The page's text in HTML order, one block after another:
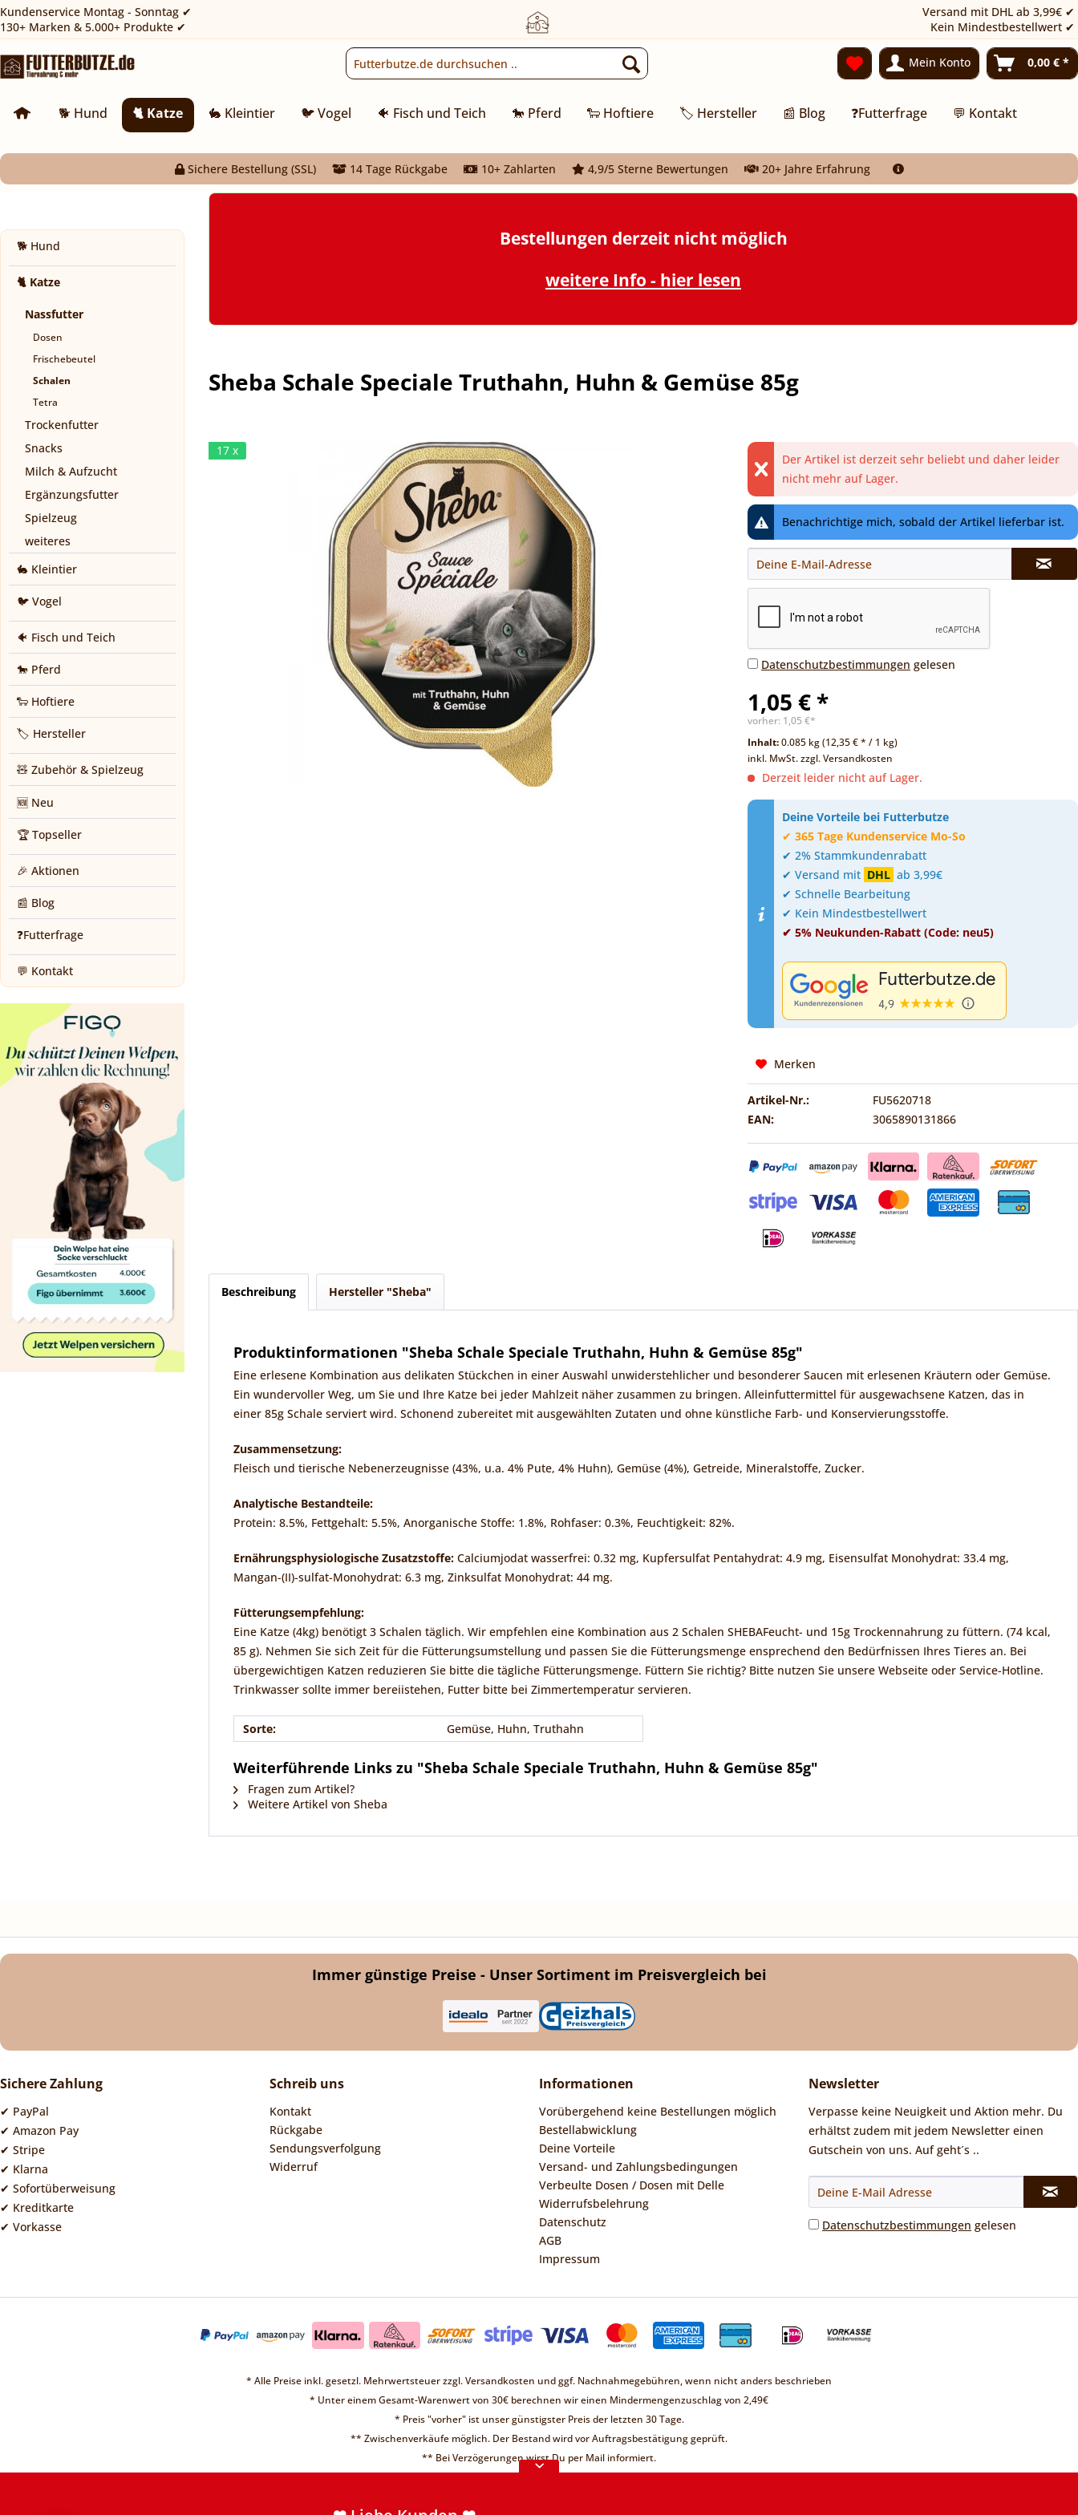
❤ Liebe Kunden ❤
Vorübergehend sind keine Bestellungen möglich.
Kundenservice Montag - Sonntag ✔
130+ Marken & 5.000+ Produkte ✔
Versand mit DHL ab 3,99€ ✔
Kein Mindestbestellwert ✔
Mein Konto 0,00 € *
🐕 Hund 🐈 Katze 🐇 Kleintier 🐦 Vogel 🐠 Fisch und Teich 🐎 Pferd 🐑 Hoftiere 🏷️ Hersteller 📰 Blog ❓Futterfrage 💬 Kontakt
Sichere Bestellung (SSL) 14 Tage Rückgabe 10+ Zahlarten 4,9/5 Sterne Bewertungen 20+ Jahre Erfahrung
🐕 Hund
🐈 Katze
Nassfutter
Dosen
Frischebeutel
Schalen
Tetra
Trockenfutter
Snacks
Milch & Aufzucht
Ergänzungsfutter
Spielzeug
weiteres
🐇 Kleintier
🐦 Vogel
🐠 Fisch und Teich
🐎 Pferd
🐑 Hoftiere
🏷️ Hersteller
🧸 Zubehör & Spielzeug
🆕 Neu
🏆 Topseller
🎉 Aktionen
📰 Blog
❓Futterfrage
💬 Kontakt
Bestellungen derzeit nicht möglich
weitere Info - hier lesen
Sheba Schale Speciale Truthahn, Huhn & Gemüse 85g
17 x
Der Artikel ist derzeit sehr beliebt und daher leider
nicht mehr auf Lager.
Benachrichtige mich, sobald der Artikel lieferbar ist.
Datenschutzbestimmungen gelesen
1,05 € *
vorher: 1,05 €*
Inhalt:0.085 kg (12,35 € * / 1 kg)
inkl. MwSt.zzgl. Versandkosten
Derzeit leider nicht auf Lager.
Deine Vorteile bei Futterbutze
✔365 Tage Kundenservice Mo-So
✔ 2% Stammkundenrabatt
✔ Versand mit DHL ab 3,99€
✔ Schnelle Bearbeitung
✔ Kein Mindestbestellwert
✔ 5% Neukunden-Rabatt (Code: neu5)
Merken
Artikel-Nr.:
FU5620718
EAN:
3065890131866
Beschreibung Hersteller "Sheba"
Produktinformationen "Sheba Schale Speciale Truthahn, Huhn & Gemüse 85g"
Eine erlesene Kombination aus delikaten Stückchen in einer Auswahl unwiderstehlicher und besonderer Saucen mit erlesenen Kräutern oder Gemüse.
Ein wundervoller Weg, um Sie und Ihre Katze bei jeder Mahlzeit näher zusammen zu bringen. Alleinfuttermittel für ausgewachsene Katzen, das in
einer 85g Schale serviert wird. Schonend zubereitet mit ausgewählten Zutaten und ohne künstliche Farb- und Konservierungsstoffe.
Zusammensetzung:
Fleisch und tierische Nebenerzeugnisse (43%, u.a. 4% Pute, 4% Huhn), Gemüse (4%), Getreide, Mineralstoffe, Zucker.
Analytische Bestandteile:
Protein: 8.5%, Fettgehalt: 5.5%, Anorganische Stoffe: 1.8%, Rohfaser: 0.3%, Feuchtigkeit: 82%.
Ernährungsphysiologische Zusatzstoffe: Calciumjodat wasserfrei: 0.32 mg, Kupfersulfat Pentahydrat: 4.9 mg, Eisensulfat Monohydrat: 33.4 mg,
Mangan-(II)-sulfat-Monohydrat: 6.3 mg, Zinksulfat Monohydrat: 44 mg.
Fütterungsempfehlung:
Eine Katze (4kg) benötigt 3 Schalen täglich. Wir empfehlen eine Kombination aus 2 Schalen SHEBAFeucht- und 15g Trockennahrung zu füttern. (74 kcal,
85 g). Nehmen Sie sich Zeit für die Fütterungsumstellung und passen Sie die Fütterungsmenge ensprechend den Bedürfnissen Ihres Tieres an. Bei
übergewichtigen Katzen reduzieren Sie bitte die tägliche Fütterungsmenge. Füttern Sie richtig? Bitte nutzen Sie unsere Webseite oder Service-Hotline.
Trinkwasser sollte immer bereiistehen, Futter bitte bei Zimmertemperatur servieren.
Sorte: Gemüse, Huhn, Truthahn
Weiterführende Links zu "Sheba Schale Speciale Truthahn, Huhn & Gemüse 85g"
Fragen zum Artikel?
Weitere Artikel von Sheba
Immer günstige Preise - Unser Sortiment im Preisvergleich bei
Sichere Zahlung
✔ PayPal
✔ Amazon Pay
✔ Stripe
✔ Klarna
✔ Sofortüberweisung
✔ Kreditkarte
✔ Vorkasse
Schreib uns
Kontakt
Rückgabe
Sendungsverfolgung
Widerruf
Informationen
Vorübergehend keine Bestellungen möglich
Bestellabwicklung
Deine Vorteile
Versand- und Zahlungsbedingungen
Verbeulte Dosen / Dosen mit Delle
Widerrufsbelehrung
Datenschutz
AGB
Impressum
Newsletter
Verpasse keine Neuigkeit und Aktion mehr. Du
erhältst zudem mit jedem Newsletter einen
Gutschein von uns. Auf geht´s ..
Datenschutzbestimmungen gelesen
* Alle Preise inkl. gesetzl. Mehrwertsteuer zzgl.Versandkosten und ggf. Nachnahmegebühren, wenn nicht anders beschrieben
* Unter einem Gesamt-Warenwert von 30€ berechnen wir einen Mindermengenzuschlag von 2,49€
* Preis "vorher" ist unser günstigster Preis der letzten 30 Tage.
** Zwischenverkäufe möglich. Der Bestand wird vor Auftragsbestätigung geprüft.
** Bei Verzögerungen wirst Du per Mail informiert.